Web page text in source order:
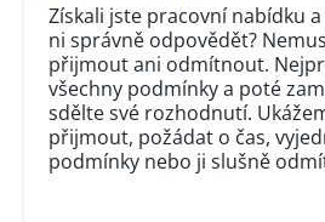
Získali jste pracovní nabídku
ni správně odpovědět?
přijmout ani odmítnout.
všechny podmínky a poté
sdělte své rozhodnutí.
přijmout, požádat o čas,
podmínky nebo ji slušně